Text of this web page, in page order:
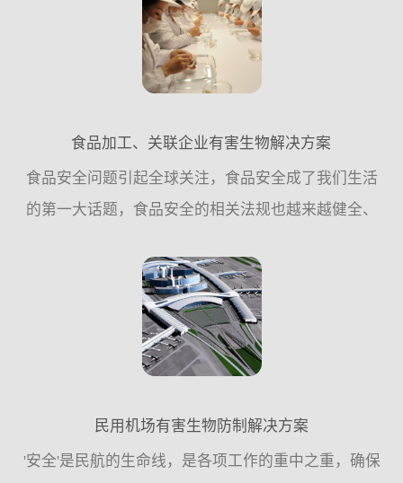
圾房组成，这种环境非...
食品加工、关联企业有害生物解决方案
食品安全问题引起全球关注，食品安全成了我们生活
的第一大话题，食品安全的相关法规也越来越健全、
括社会公众，食品从业人员及管理者，对食品安全的
关注度，对食品安...
民用机场有害生物防制解决方案
'安全'是民航的生命线，是各项工作的重中之重，确保